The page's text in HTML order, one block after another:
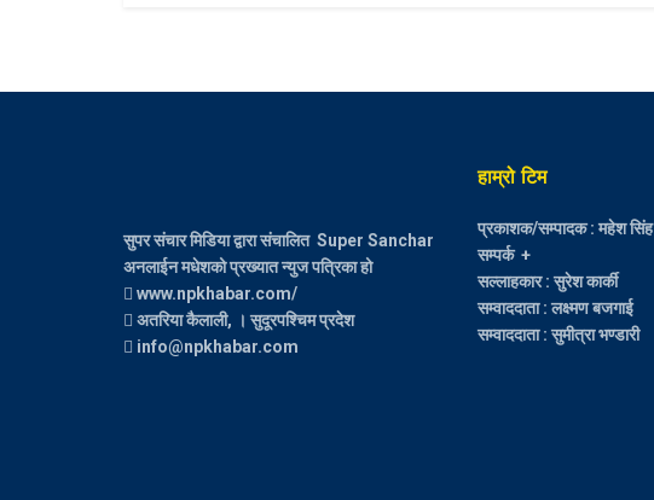
सुपर संचार मिडिया द्वारा संचालित Super Sanchar
अनलाईन मधेशको प्रख्यात न्युज पत्रिका हो
www.npkhabar.com/
अतरिया कैलाली, । सुदूरपश्चिम प्रदेश
info@npkhabar.com
हाम्रो टिम
प्रकाशक/सम्पादक : महेश सिंह
सम्पर्क +
सल्लाहकार : सुरेश कार्की
सम्वाददाता : लक्ष्मण बजगाई
सम्वाददाता : सुमीत्रा भण्डारी